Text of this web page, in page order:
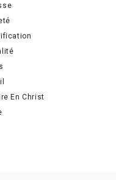
En Christ